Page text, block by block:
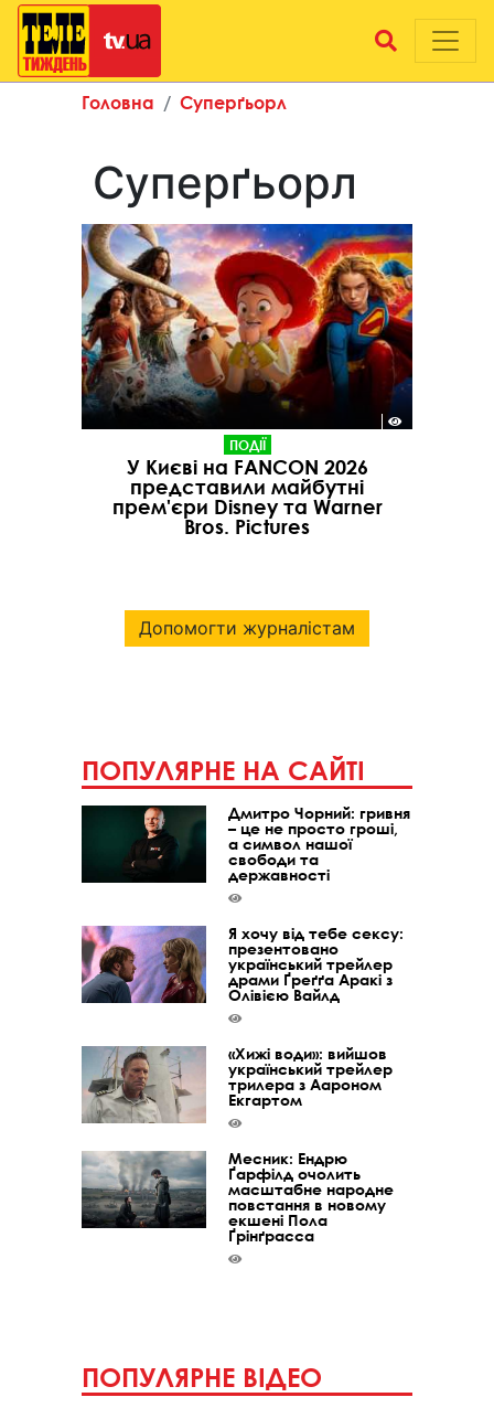
Головна Суперґьорл
Суперґьорл
ПОДІЇ
У Києві на FANCON 2026
представили майбутні
прем'єри Disney та Warner
Bros. Pictures
Допомогти журналістам
ПОПУЛЯРНЕ НА САЙТІ
Дмитро Чорний: гривня
– це не просто гроші,
а символ нашої
свободи та
державності
Я хочу від тебе сексу:
презентовано
український трейлер
драми Ґреґґа Аракі з
Олівією Вайлд
«Хижі води»: вийшов
український трейлер
трилера з Аароном
Екгартом
Месник: Ендрю
Ґарфілд очолить
масштабне народне
повстання в новому
екшені Пола
Ґрінґрасса
ПОПУЛЯРНЕ ВІДЕО